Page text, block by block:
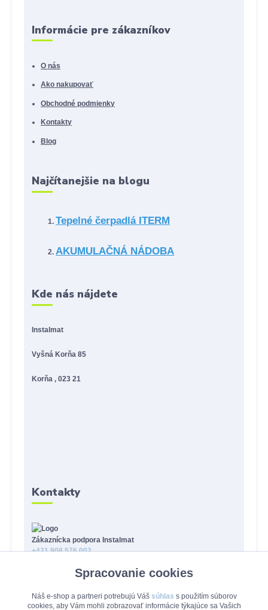
Informácie pre zákazníkov
O nás
Ako nakupovať
Obchodné podmienky
Kontakty
Blog
Najčítanejšie na blogu
Tepelné čerpadlá ITERM
AKUMULAČNÁ NÁDOBA
Kde nás nájdete
Instalmat
Vyšná Korňa 85
Korňa , 023 21
Kontakty
Zákaznícka podpora Instalmat
+421 908 576 002
Spracovanie cookies
Náš e-shop a partneri potrebujú Váš súhlas s použitím súborov
cookies, aby Vám mohli zobrazovať informácie týkajúce sa Vašich